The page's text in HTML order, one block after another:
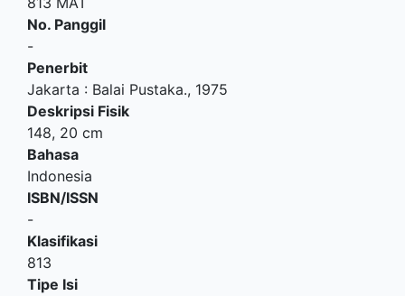
No. Panggil
-
Penerbit
Jakarta : Balai Pustaka., 1975
Deskripsi Fisik
148, 20 cm
Bahasa
Indonesia
ISBN/ISSN
-
Klasifikasi
813
Tipe Isi